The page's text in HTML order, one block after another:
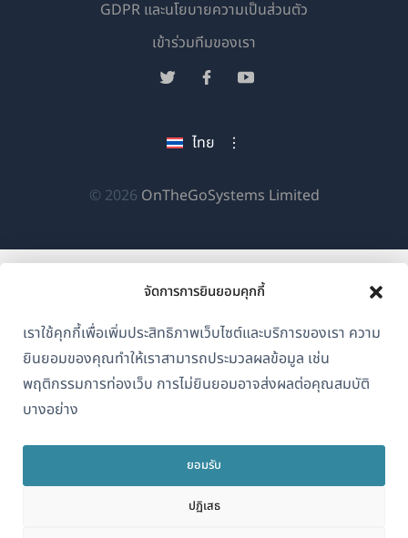
จัดการการยินยอมคุกกี้
เราใช้คุกกี้เพื่อเพิ่มประสิทธิภาพเว็บไซต์และบริการของเรา ความ
ยินยอมของคุณทำให้เราสามารถประมวลผลข้อมูล เช่น
พฤติกรรมการท่องเว็บ การไม่ยินยอมอาจส่งผลต่อคุณสมบัติ
บางอย่าง
ยอมรับ
ปฏิเสธ
© 2026 OnTheGoSystems Limited(เปิด
หน้าต่าง
ไทย
GDPR และนโยบายความเป็นส่วนตัว
เข้าร่วมทีมของเรา
(เปิด
ใหม่)
(เปิด
ใหม่)
(เปิด